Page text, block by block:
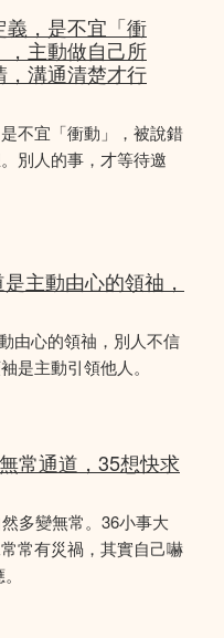
，是不宜「衝
主動做自己所
溝通清楚才行
不宜「衝動」，被說錯
別人的事，才等待邀
主動由心的領䄂，
由心的領䄂，別人不信
是主動引領他人。
常通道，35想快求
多變無常。36小事大
常有災禍，其實自己嚇